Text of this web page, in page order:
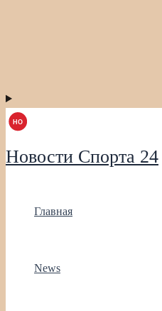
Новости Спорта 24
Главная
News